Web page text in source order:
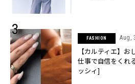
FASHION Aug,
【カルティエ】お
仕事で自信をくれ
ッシィ]